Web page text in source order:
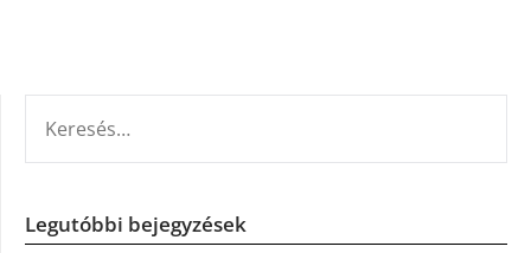
Legutóbbi bejegyzések